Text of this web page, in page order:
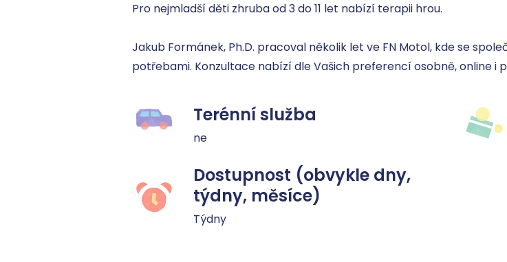
Pro nejmladší děti zhruba od 3 do 11 let nabízí terapii hrou.
Jakub Formánek, Ph.D. pracoval několik let ve FN Motol, kde se
potřebami. Konzultace nabízí dle Vašich preferencí osobně, online i
Terénní služba
ne
Dostupnost (obvykle dny,
týdny, měsíce)
Týdny